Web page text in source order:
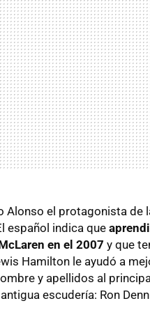
Alonso el protagonista de
español indica que
en el 2007 y que
Hamilton le ayudó a
y apellidos al
escudería: Ron